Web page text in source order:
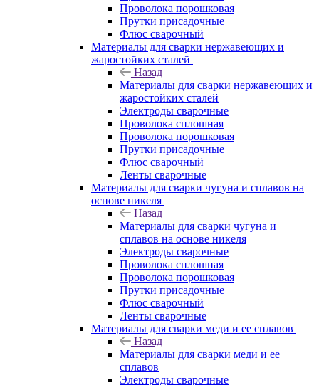
Проволока порошковая
Прутки присадочные
Флюс сварочный
Материалы для сварки нержавеющих и
жаростойких сталей
Назад
Материалы для сварки нержавеющих и
жаростойких сталей
Электроды сварочные
Проволока сплошная
Проволока порошковая
Прутки присадочные
Флюс сварочный
Ленты сварочные
Материалы для сварки чугуна и сплавов на
основе никеля
Назад
Материалы для сварки чугуна и
сплавов на основе никеля
Электроды сварочные
Проволока сплошная
Проволока порошковая
Прутки присадочные
Флюс сварочный
Ленты сварочные
Материалы для сварки меди и ее сплавов
Назад
Материалы для сварки меди и ее
сплавов
Электроды сварочные